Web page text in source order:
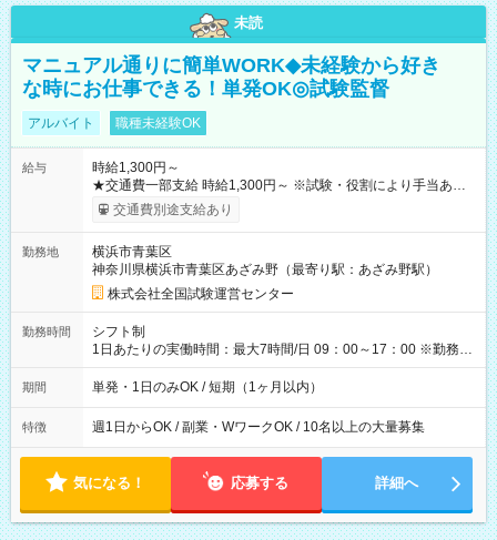
未読
マニュアル通りに簡単WORK◆未経験から好き
な時にお仕事できる！単発OK◎試験監督
アルバイト 職種未経験OK
給与
時給1,300円～
★交通費一部支給 時給1,300円～ ※試験・役割により手当あり
※勤務回数により昇給あり 【即給（前払い）オプションあ
り！】 希望される場合、勤務から1週間ほどで給与の一部を受け
例】 ・河合塾模擬試験 8:30～17:30（休憩1時間） 時給1,300円
×8時間＝日収10,400円＋交通費 ※当日の役割により時給＋100
円の場合あり ・国家試験 7:00～13:30（休憩なし） 時給1,300
円（役割手当＋100円）×6時間＝日収8,400円＋交通費 【試用期
間】試用期間なし
交通費別途支給あり
勤務地
横浜市青葉区
神奈川県横浜市青葉区あざみ野（最寄り駅：あざみ野駅）
株式会社全国試験運営センター
勤務時間
シフト制
1日あたりの実働時間：最大7時間/日 09：00～17：00 ※勤務時
間は 試験により異なります。
期間 単発・1日のみOK / 短期（1ヶ月以内）
特徴 週1日からOK / 副業・WワークOK / 10名以上の大量募集
気になる！ 応募する 詳細へ